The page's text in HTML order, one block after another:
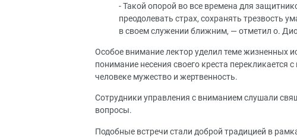
- Такой опорой во все времена для
преодолевать страх, сохранять трезвость
в своем служении ближним, — отметил о.
Особое внимание лектор уделил теме жизненных
понимание несения своего креста перекликается
человеке мужество и жертвенность.
Сотрудники управления с вниманием слушали
вопросы.
Подобные встречи стали доброй традицией в